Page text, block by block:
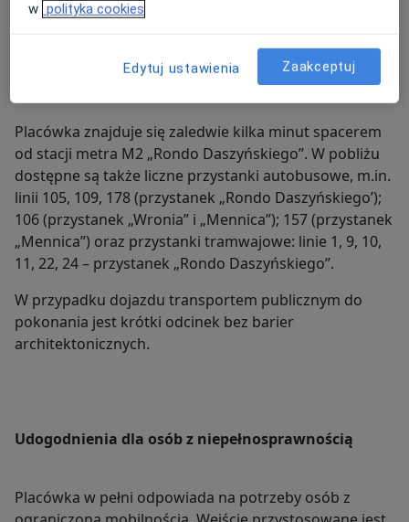
Placówka znajduje się zaledwie kilka minut spacerem
od stacji metra M2 „Rondo Daszyńskiego”. W pobliżu
dostępne są także liczne przystanki autobusowe, m.in.
linii 105, 109, 178 (przystanek „Rondo Daszyńskiego’);
106 (przystanek „Wronia” i „Mennica”); 157 (przystanek
„Mennica”) oraz przystanki tramwajowe: linie 1, 9, 10,
11, 22, 24 – przystanek „Rondo Daszyńskiego”.
W przypadku dojazdu transportem publicznym do
pokonania jest krótki odcinek bez barier
architektonicznych.
Udogodnienia dla osób z niepełnosprawnością
Placówka w pełni odpowiada na potrzeby osób z
w polityka cookies
Edytuj ustawienia Zaakceptuj